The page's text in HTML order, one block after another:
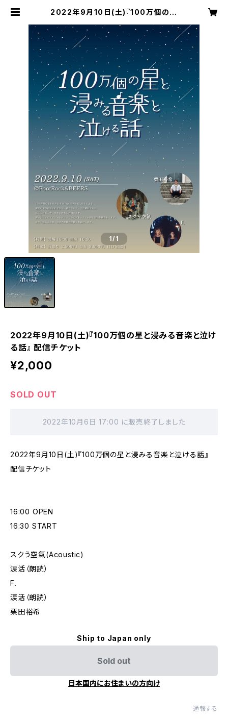
2022年9月10日(土)『100万個の星
ト | FootRock&BEERS
1/1
2022年9月10日(土)『100万個の星と浸みる音楽と泣け
る話』 配信チケット
¥2,000
SOLD OUT
2022年10月6日 17:00 に販売終了しました
2022年9月10日(土)『100万個の星と浸みる音楽と泣ける話』
配信チケット
16:00 OPEN
16:30 START
スクう空氣(Acoustic)
涙活（朗読）
F.
涙活（朗読）
栗田裕希
Ship to Japan only
Sold out
日本国内にお住まいの方向け
通報する